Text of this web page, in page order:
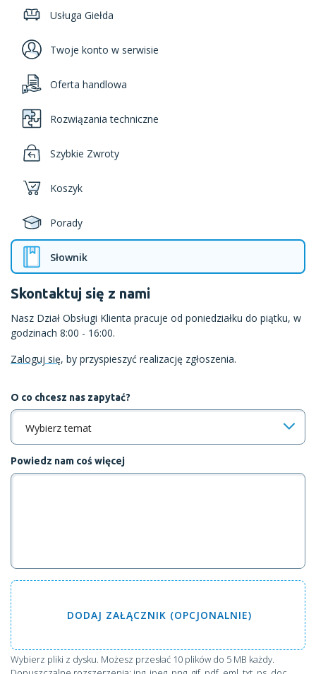
Usługa Giełda
Twoje konto w serwisie
Oferta handlowa
Rozwiązania techniczne
Szybkie Zwroty
Koszyk
Porady
Słownik
Skontaktuj się z nami
Nasz Dział Obsługi Klienta pracuje od poniedziałku do piątku, w
godzinach 8:00 - 16:00.
Zaloguj się, by przyspieszyć realizację zgłoszenia.
O co chcesz nas zapytać?
Wybierz temat
Powiedz nam coś więcej
DODAJ ZAŁĄCZNIK (OPCJONALNIE)
Wybierz pliki z dysku. Możesz przesłać 10 plików do 5 MB każdy.